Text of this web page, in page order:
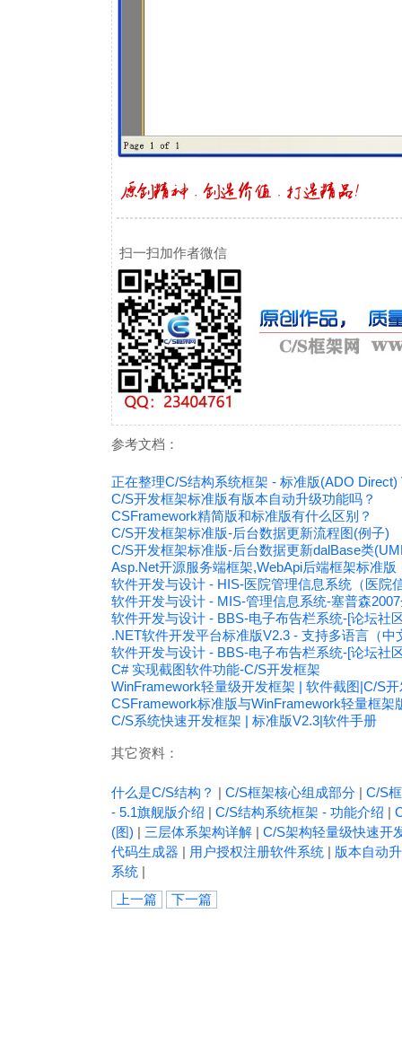
扫一扫加作者微信
参考文档：
正在整理C/S结构系统框架 - 标准版(ADO Direct)
C/S开发框架标准版有版本自动升级功能吗？
CSFramework精简版和标准版有什么区别？
C/S开发框架标准版-后台数据更新流程图(例子)
C/S开发框架标准版-后台数据更新dalBase类
Asp.Net开源服务端框架,WebApi后端框架标准版
软件开发与设计 - HIS-医院管理信息系统（医院
软件开发与设计 - MIS-管理信息系统-塞普森
软件开发与设计 - BBS-电子布告栏系统-[论坛社
.NET软件开发平台标准版V2.3 - 支持多语言（
软件开发与设计 - BBS-电子布告栏系统-[论坛社
C# 实现截图软件功能-C/S开发框架
WinFramework轻量级开发框架 | 软件截图|C/S
CSFramework标准版与WinFramework轻量框架
C/S系统快速开发框架 | 标准版V2.3|软件手册
其它资料：
什么是C/S结构？ | C/S框架核心组成部分 | C/S
- 5.1旗舰版介绍 | C/S结构系统框架 - 功能介绍 |
(图) | 三层体系架构详解 | C/S架构轻量级快速开
代码生成器 | 用户授权注册软件系统 | 版本自动
系统 |
上一篇
下一篇